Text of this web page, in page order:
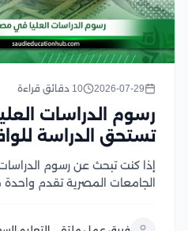
2026-07-29 10 دقائق قراءة
رسوم الدراسات
تستحق الدراسة
إذا كنت تبحث عن رسوم
الجامعات المصرية تقدم